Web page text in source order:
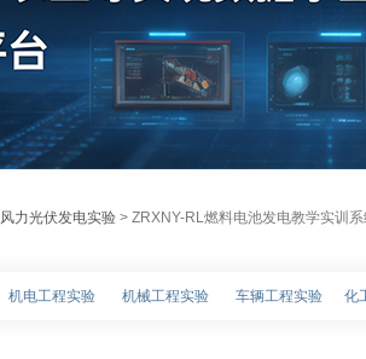
风力光伏发电实验 > ZRXNY-RL燃料电池发电教学实训
机电工程实验 机械工程实验 车辆工程实验 化